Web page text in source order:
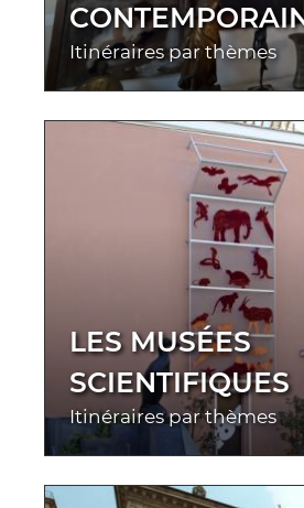
Itinéraires par thèmes
LES MUSÉES
SCIENTIFIQUES
Itinéraires par thèmes